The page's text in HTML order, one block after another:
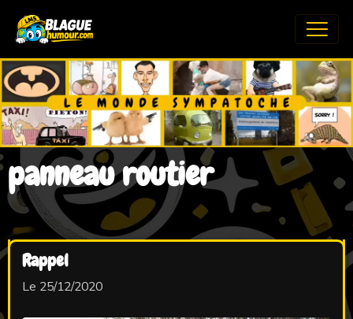
panneau routier
Rappel
Le 25/12/2020